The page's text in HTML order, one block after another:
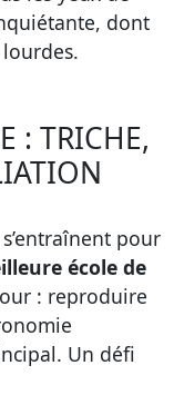
dont
: TRICHE,
s’entraînent pour
école de
: reproduire
Un défi